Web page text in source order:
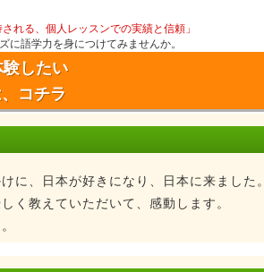
れる、個人レッスンでの実績と信頼」
に語学力を身につけてみませんか。
したい
コチラ
に、日本が好きになり、日本に来ました。
く教えていただいて、感動します。